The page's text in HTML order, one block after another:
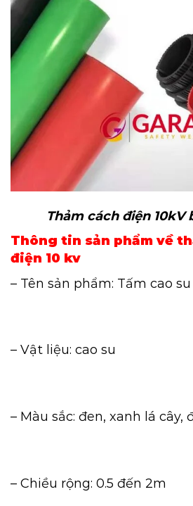
Thảm cách điện 10kV
Thông tin sản phẩm về
điện 10 kv
– Tên sản phẩm: Tấm cao
– Vật liệu: cao su
– Màu sắc: đen, xanh lá cây,
– Chiều rộng: 0.5 đến 2m